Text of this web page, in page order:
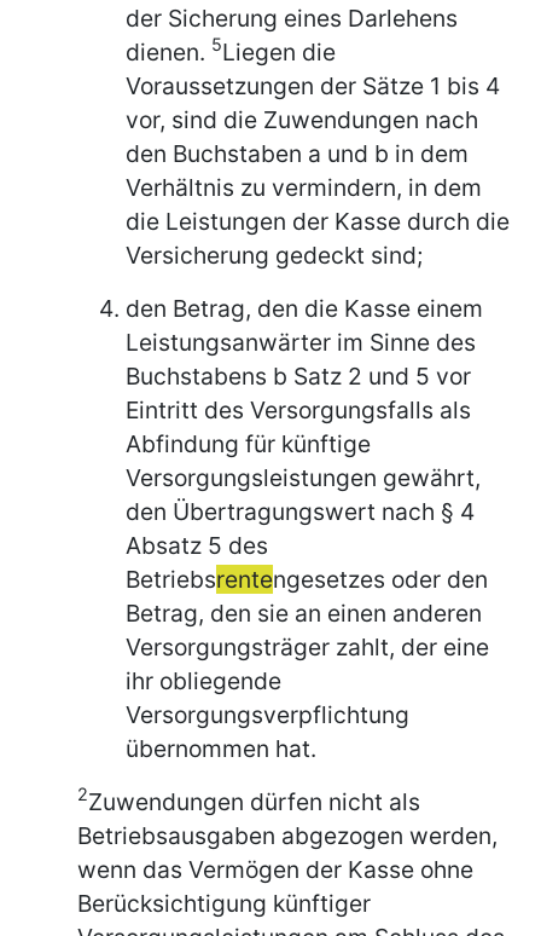
der Sicherung eines Darlehens
dienen. 5Liegen die
Voraussetzungen der Sätze 1 bis 4
vor, sind die Zuwendungen nach
den Buchstaben a und b in dem
Verhältnis zu vermindern, in dem
die Leistungen der Kasse durch die
Versicherung gedeckt sind;
den Betrag, den die Kasse einem
Leistungsanwärter im Sinne des
Buchstabens b Satz 2 und 5 vor
Eintritt des Versorgungsfalls als
Abfindung für künftige
Versorgungsleistungen gewährt,
den Übertragungswert nach § 4
Absatz 5 des
Betriebsrentengesetzes oder den
Betrag, den sie an einen anderen
Versorgungsträger zahlt, der eine
ihr obliegende
Versorgungsverpflichtung
übernommen hat.
2Zuwendungen dürfen nicht als
Betriebsausgaben abgezogen werden,
wenn das Vermögen der Kasse ohne
Berücksichtigung künftiger